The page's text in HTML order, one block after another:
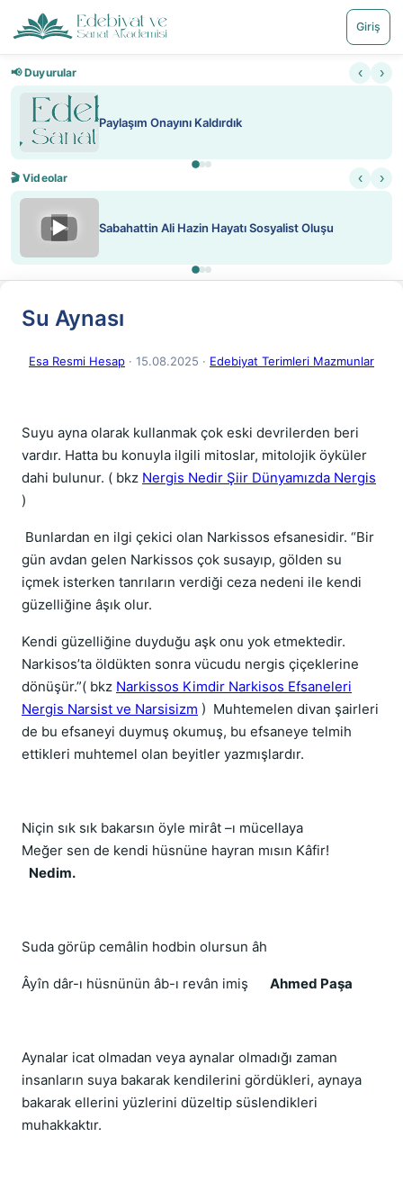
Giriş
📢 Duyurular ‹ ›
Paylaşım Onayını Kaldırdık
🎬 Videolar ‹ ›
Sabahattin Ali Hazin Hayatı Sosyalist Oluşu
Su Aynası
Esa Resmi Hesap · 15.08.2025 · Edebiyat Terimleri Mazmunlar
Suyu ayna olarak kullanmak çok eski devrilerden beri
vardır. Hatta bu konuyla ilgili mitoslar, mitolojik öyküler
dahi bulunur. ( bkz Nergis Nedir Şiir Dünyamızda Nergis
)
Bunlardan en ilgi çekici olan Narkissos efsanesidir. “Bir
gün avdan gelen Narkissos çok susayıp, gölden su
içmek isterken tanrıların verdiği ceza nedeni ile kendi
güzelliğine âşık olur.
Kendi güzelliğine duyduğu aşk onu yok etmektedir.
Narkisos’ta öldükten sonra vücudu nergis çiçeklerine
dönüşür.”( bkz Narkissos Kimdir Narkisos Efsaneleri
Nergis Narsist ve Narsisizm ) Muhtemelen divan şairleri
de bu efsaneyi duymuş okumuş, bu efsaneye telmih
ettikleri muhtemel olan beyitler yazmışlardır.
Niçin sık sık bakarsın öyle mirât –ı mücellaya
Meğer sen de kendi hüsnüne hayran mısın Kâfir!
Nedim.
Suda görüp cemâlin hodbin olursun âh
Âyîn dâr-ı hüsnünün âb-ı revân imiş Ahmed Paşa
Aynalar icat olmadan veya aynalar olmadığı zaman
insanların suya bakarak kendilerini gördükleri, aynaya
bakarak ellerini yüzlerini düzeltip süslendikleri
muhakkaktır.